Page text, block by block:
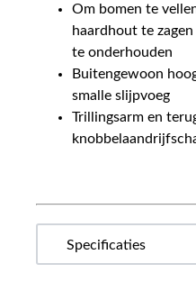
Om bomen te
haardhout te
te onderhouden
Buitengewoon
smalle slijpvoeg
Trillingsarm en